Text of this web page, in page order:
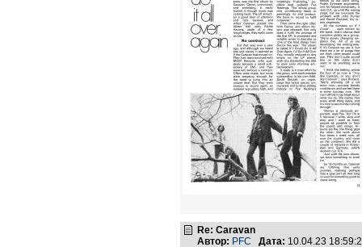
Re: Caravan
Автор: PFC Дата: 10.04.23